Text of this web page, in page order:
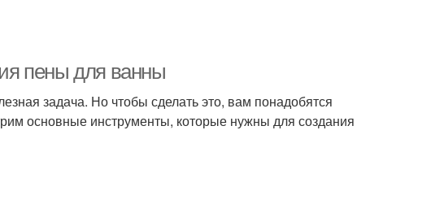
пены для ванны
задача. Но чтобы сделать это, вам понадобятся
основные инструменты, которые нужны для создания